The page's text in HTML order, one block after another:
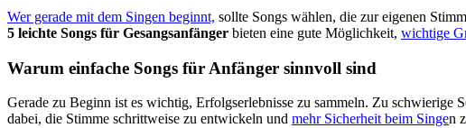
Wer gerade mit dem Singen beginnt, sollte Songs wählen, die zur eigenen
5 leichte Songs für Gesangsanfänger bieten eine gute Möglichkeit, wichtige
Warum einfache Songs für Anfänger sinnvoll sind
Gerade zu Beginn ist es wichtig, Erfolgserlebnisse zu sammeln. Zu schwierige
dabei, die Stimme schrittweise zu entwickeln und mehr Sicherheit beim Singen